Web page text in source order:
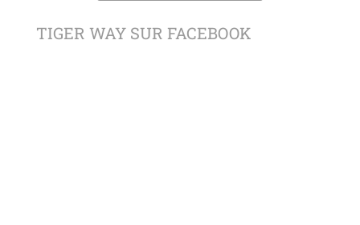
TIGER WAY SUR FACEBOOK